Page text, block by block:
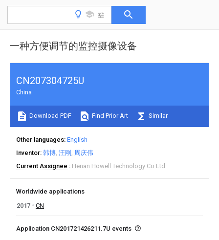
一种方便调节的监控摄像设备
CN207304725U
China
Download PDF Find Prior Art Similar
Other languages English
Inventor 韩博 汪刚
周庆伟
Current Assignee
Henan Howell Technology Co Ltd
Worldwide applications
2017
CN
Application CN201721426211.7U events